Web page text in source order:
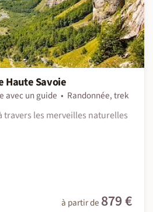
Haute Savoie
avec un guide
Randonnée, trek
travers les merveilles naturelles
à partir de 879 €